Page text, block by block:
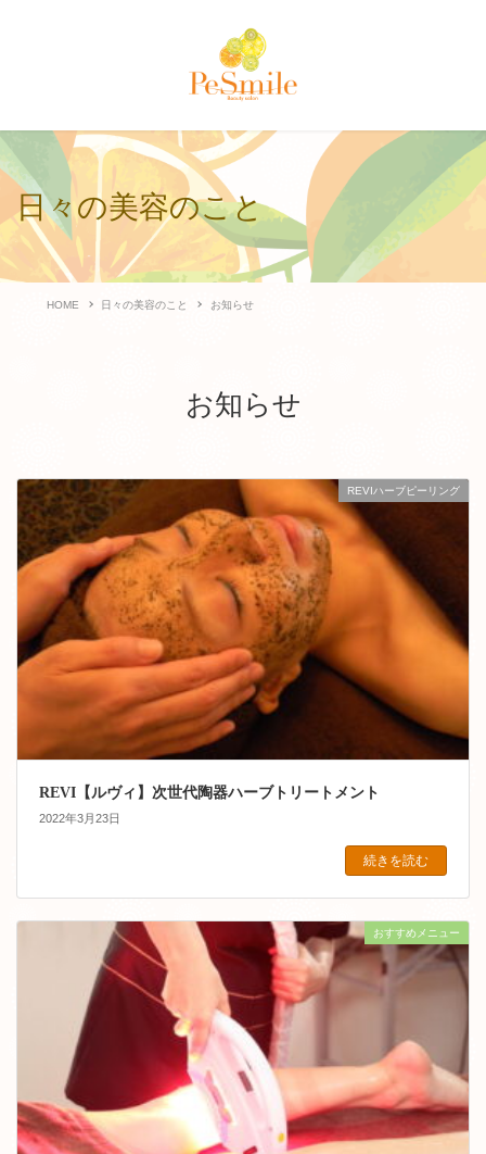
日々の美容のこと
HOME 日々の美容のこと お知らせ
お知らせ
REVIハーブピーリング
REVI【ルヴィ】次世代陶器ハーブトリートメント
2022年3月23日
続きを読む
おすすめメニュー